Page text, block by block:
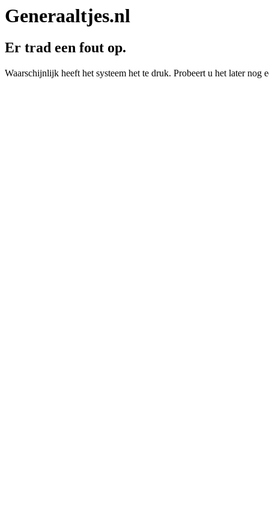
Generaaltjes.nl
Er trad een fout op.
Waarschijnlijk heeft het systeem het te druk. Probeert u het later nog